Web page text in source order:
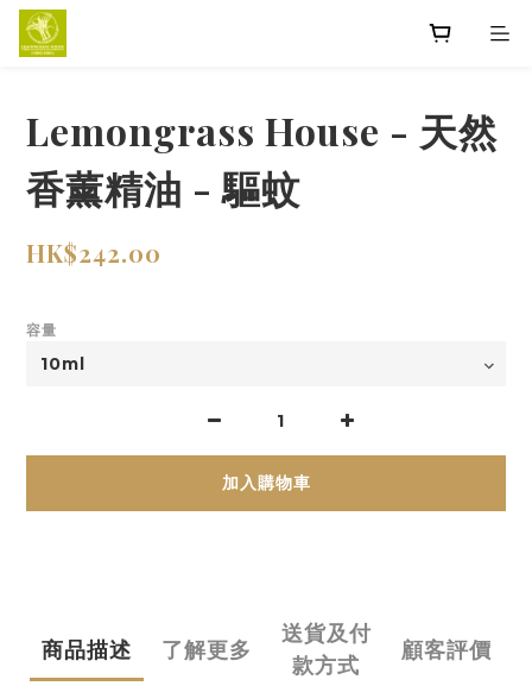
Lemongrass House - 天然
香薰精油 - 驅蚊
HK$242.00
容量
加入購物車
商品描述 了解更多
送貨及付
款方式
顧客評價